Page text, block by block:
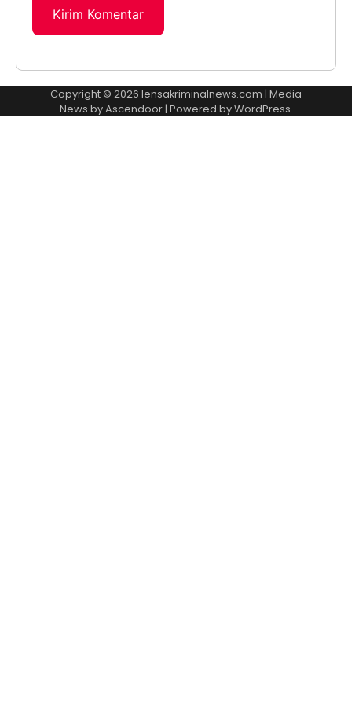
Copyright © 2026 lensakriminalnews.com | Media
News byAscendoor| Powered byWordPress.